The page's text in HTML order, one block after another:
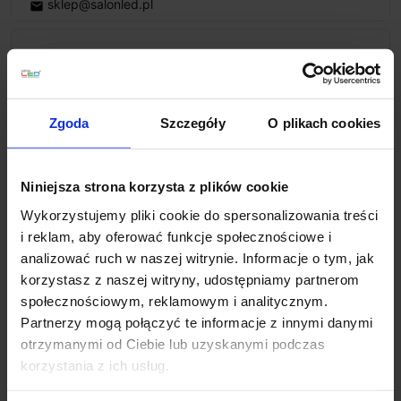
Zgoda Szczegóły O plikach cookies
Niniejsza strona korzysta z plików cookie
Wykorzystujemy pliki cookie do spersonalizowania treści
i reklam, aby oferować funkcje społecznościowe i
analizować ruch w naszej witrynie. Informacje o tym, jak
korzystasz z naszej witryny, udostępniamy partnerom
społecznościowym, reklamowym i analitycznym.
Partnerzy mogą połączyć te informacje z innymi danymi
otrzymanymi od Ciebie lub uzyskanymi podczas
korzystania z ich usług.
email sklep@salonled.pl
Koszt dostawy
Zapytaj o produkt
Opis
ELKIM HOTELS 417Hprzeznaczony do montażu
pionowego kinkiet ledowy z gniazdem USB i ładowarką